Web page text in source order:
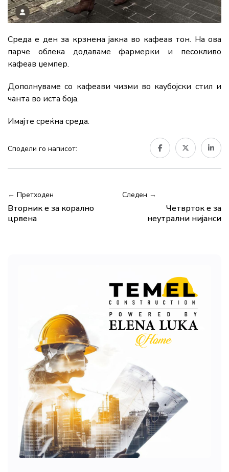
Среда е ден за крзнена јакна во кафеав тон. На ова
парче облека додаваме фармерки и песокливо
кафеав џемпер.
Дополнуваме со кафеави чизми во каубојски стил и
чанта во иста боја.
Имајте среќна среда.
Сподели го написот:
← Претходен
Вторник е за корално
црвена
Следен →
Четврток е за
неутрални нијанси